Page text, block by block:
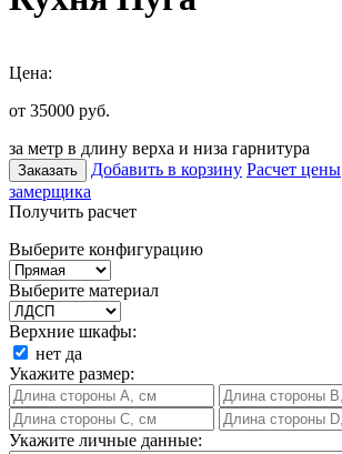
Цена:
от 35000 руб.
за метр в длину верха и низа гарнитура
Заказать Добавить в корзину Расчет цены
замерщика
Получить расчет
Выберите конфигурацию
Выберите материал
Верхние шкафы:
нет да
Укажите размер:
Укажите личные данные: